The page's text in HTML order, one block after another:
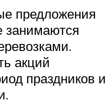
предложения
занимаются
акций
праздников и